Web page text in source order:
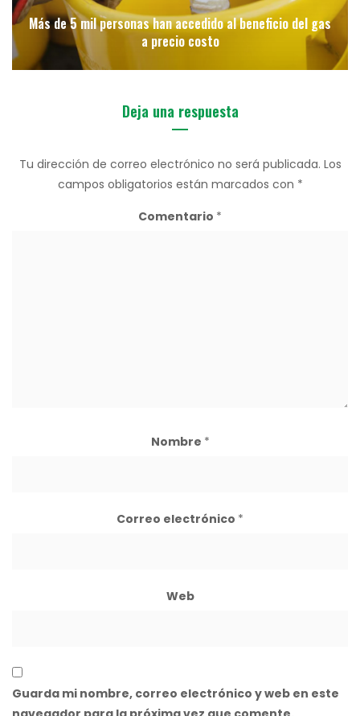
Más de 5 mil personas han accedido al beneficio del gas
a precio costo
Deja una respuesta
Tu dirección de correo electrónico no será publicada. Los
campos obligatorios están marcados con *
Comentario *
Nombre *
Correo electrónico *
Web
Guarda mi nombre, correo electrónico y web en este